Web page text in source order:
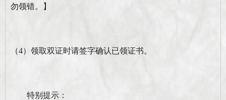
勿领错。】
（4） 领取双证时请签字确认已领证书。
特别提示：